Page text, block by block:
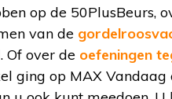
op de 50PlusBeurs,
van de
Of over de oefeningen
ging op MAX Vandaag